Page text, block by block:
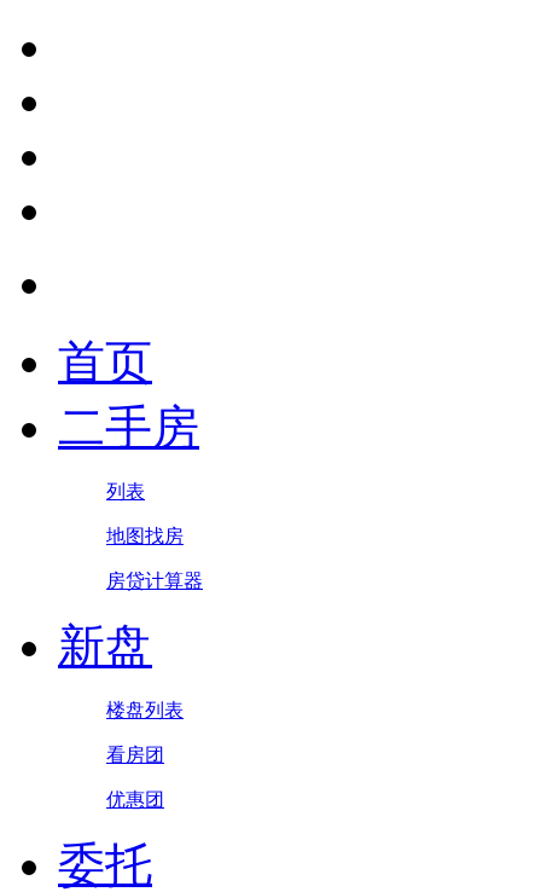
首页
二手房
列表
地图找房
房贷计算器
新盘
楼盘列表
看房团
优惠团
委托